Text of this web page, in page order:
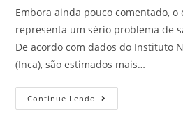
Embora ainda pouco comentado, o
representa um sério problema de
De acordo com dados do Instituto
(Inca), são estimados mais…
Continue Lendo